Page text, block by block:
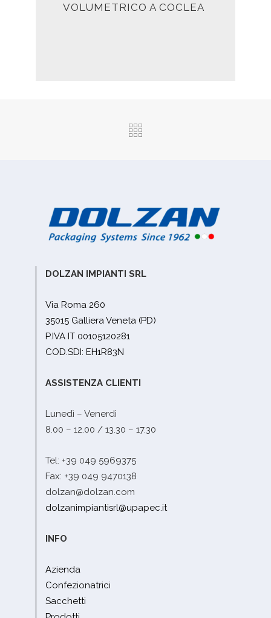
VOLUMETRICO A COCLEA
DOLZAN IMPIANTI SRL
Via Roma 260
35015 Galliera Veneta (PD)
P.IVA IT 00105120281
COD.SDI: EH1R83N
ASSISTENZA CLIENTI
Lunedì – Venerdì
8.00 – 12.00 / 13.30 – 17.30
Tel: +39 049 5969375
Fax: +39 049 9470138
dolzan@dolzan.com
dolzanimpiantisrl@upapec.it
INFO
Azienda
Confezionatrici
Sacchetti